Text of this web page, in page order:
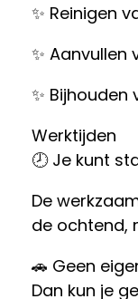
✨ Reinigen
✨
✨
Werktijden
🕗 Je kunt
De
de ochtend,
🚗 Geen
Dan kun je